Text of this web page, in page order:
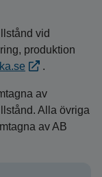
vid
produktion
.
av
Alla övriga
av AB